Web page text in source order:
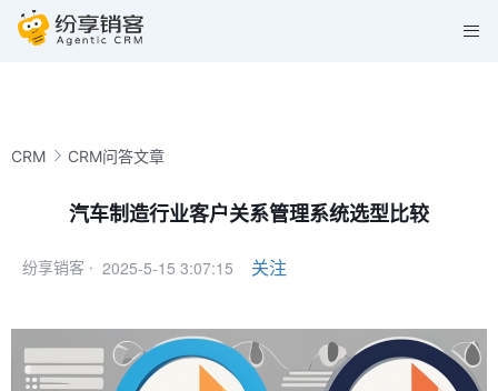
CRM CRM问答文章
汽车制造行业客户关系管理系统选型比较
纷享销客 · 2025-5-15 3:07:15 关注